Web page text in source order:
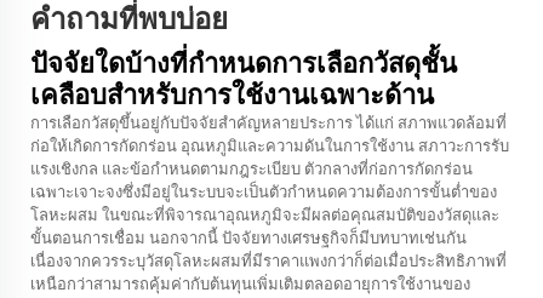
คำถามที่พบบ่อย
ปัจจัยใดบ้างที่กำหนดการเลือกวัสดุชั้น
เคลือบสำหรับการใช้งานเฉพาะด้าน
การเลือกวัสดุขึ้นอยู่กับปัจจัยสำคัญหลายประการ ได้แก่ สภาพแวดล้อมที่
ก่อให้เกิดการกัดกร่อน อุณหภูมิและความดันในการใช้งาน สภาวะการรับ
แรงเชิงกล และข้อกำหนดตามกฎระเบียบ ตัวกลางที่ก่อการกัดกร่อน
เฉพาะเจาะจงซึ่งมีอยู่ในระบบจะเป็นตัวกำหนดความต้องการขั้นต่ำของ
โลหะผสม ในขณะที่พิจารณาอุณหภูมิจะมีผลต่อคุณสมบัติของวัสดุและ
ขั้นตอนการเชื่อม นอกจากนี้ ปัจจัยทางเศรษฐกิจก็มีบทบาทเช่นกัน
เนื่องจากควรระบุวัสดุโลหะผสมที่มีราคาแพงกว่าก็ต่อเมื่อประสิทธิภาพที่
เหนือกว่าสามารถคุ้มค่ากับต้นทุนเพิ่มเติมตลอดอายุการใช้งานของ